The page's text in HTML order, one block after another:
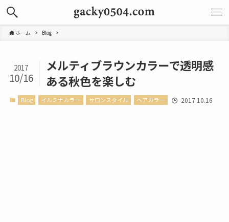
ホーム Blog
メルティブラウンカラーで透明感
ある秋色を楽しむ
2017
10/16
Blog イルミナカラー サロンスタイル ヘアカラー 2017.10.16